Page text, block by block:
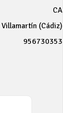
CA
(Cádiz)
956730353